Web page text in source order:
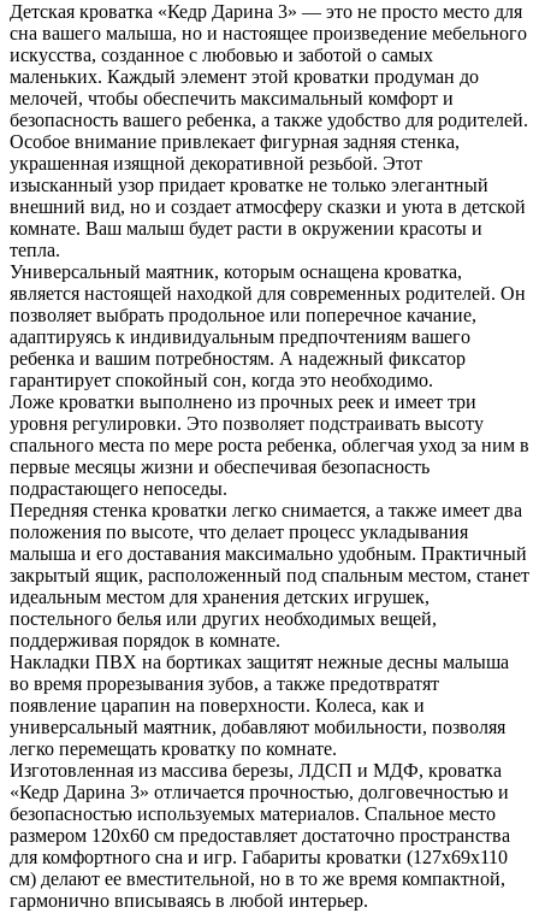
ящик,
колесо)
кашемир
Детская кроватка «Кедр Дарина 3» — это не просто место для
сна вашего малыша, но и настоящее произведение мебельного
искусства, созданное с любовью и заботой о самых
маленьких. Каждый элемент этой кроватки продуман до
мелочей, чтобы обеспечить максимальный комфорт и
безопасность вашего ребенка, а также удобство для родителей.
Особое внимание привлекает фигурная задняя стенка,
украшенная изящной декоративной резьбой. Этот
изысканный узор придает кроватке не только элегантный
внешний вид, но и создает атмосферу сказки и уюта в детской
комнате. Ваш малыш будет расти в окружении красоты и
тепла.
Универсальный маятник, которым оснащена кроватка,
является настоящей находкой для современных родителей. Он
позволяет выбрать продольное или поперечное качание,
адаптируясь к индивидуальным предпочтениям вашего
ребенка и вашим потребностям. А надежный фиксатор
гарантирует спокойный сон, когда это необходимо.
Ложе кроватки выполнено из прочных реек и имеет три
уровня регулировки. Это позволяет подстраивать высоту
спального места по мере роста ребенка, облегчая уход за ним в
первые месяцы жизни и обеспечивая безопасность
подрастающего непоседы.
Передняя стенка кроватки легко снимается, а также имеет два
положения по высоте, что делает процесс укладывания
малыша и его доставания максимально удобным. Практичный
закрытый ящик, расположенный под спальным местом, станет
идеальным местом для хранения детских игрушек,
постельного белья или других необходимых вещей,
поддерживая порядок в комнате.
Накладки ПВХ на бортиках защитят нежные десны малыша
во время прорезывания зубов, а также предотвратят
появление царапин на поверхности. Колеса, как и
универсальный маятник, добавляют мобильности, позволяя
легко перемещать кроватку по комнате.
Изготовленная из массива березы, ЛДСП и МДФ, кроватка
«Кедр Дарина 3» отличается прочностью, долговечностью и
безопасностью используемых материалов. Спальное место
размером 120х60 см предоставляет достаточно пространства
для комфортного сна и игр. Габариты кроватки (127x69x110
см) делают ее вместительной, но в то же время компактной,
гармонично вписываясь в любой интерьер.